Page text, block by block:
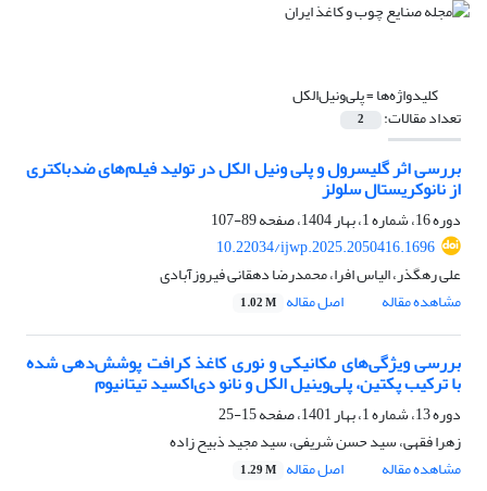
کلیدواژه‌ها =پلی‌ونیل‌الکل
تعداد مقالات: 2
بررسی اثر گلیسرول و پلی ونیل الکل در تولید فیلم‌های ضدباکتری
از نانوکریستال سلولز
دوره 16، شماره 1، بهار 1404، صفحه
89-107
10.22034/ijwp.2025.2050416.1696
علی رهگذر، الیاس افرا، محمدرضا دهقانی فیروزآبادی
مشاهده مقاله
اصل مقاله 1.02 M
بررسی ویژگی‌های مکانیکی و نوری کاغذ کرافت پوشش‌دهی شده
با ترکیب پکتین، پلی‌وینیل الکل و نانو دی‌اکسید تیتانیوم
دوره 13، شماره 1، بهار 1401، صفحه
15-25
زهرا فقهی، سید حسن شریفی، سید مجید ذبیح زاده
مشاهده مقاله
اصل مقاله 1.29 M